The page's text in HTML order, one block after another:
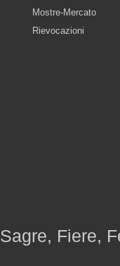
Mostre-Mercato
Rievocazioni
Sagre, Fiere,